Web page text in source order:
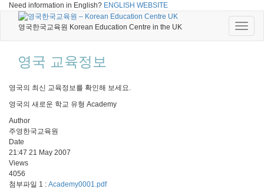
Need information in English? ENGLISH WEBSITE
Toggle
영국한국교육원 Korean Education Centre in the UK
영국 교육정보
영국의 최신 교육정보를 확인해 보세요.
영국의 새로운 학교 유형 Academy
Author
주영한국교육원
Date
21:47 21 May 2007
Views
4056
첨부파일 1 : Academy0001.pdf